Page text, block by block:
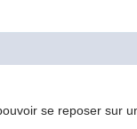
se reposer sur